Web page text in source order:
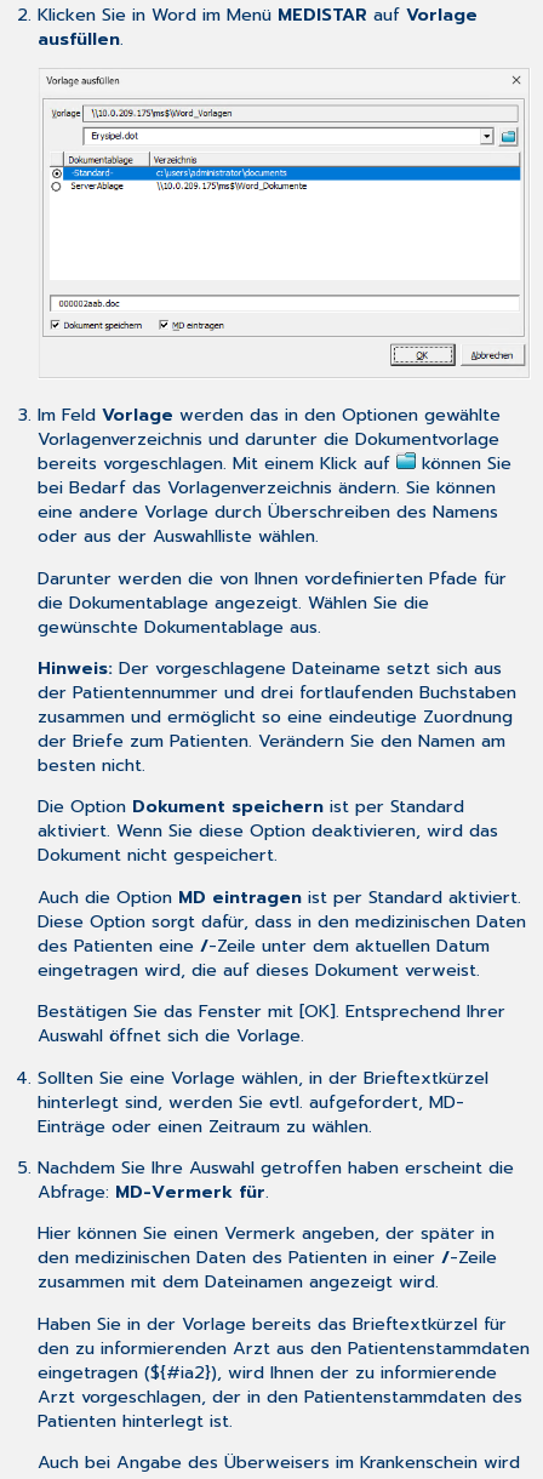
Klicken Sie in Word im Menü MEDISTAR auf Vorlage
ausfüllen.
Im Feld Vorlage werden das in den Optionengewählte
Vorlagenverzeichnis und darunter die Dokumentvorlage
bereits vorgeschlagen. Mit einem Klick auf
können Sie
bei Bedarf das Vorlagenverzeichnis ändern. Sie können
eine andere Vorlage durch Überschreiben des Namens
oder aus der Auswahlliste wählen.
Darunter werden die von Ihnen vordefinierten Pfade für
die Dokumentablage angezeigt. Wählen Sie die
gewünschte Dokumentablage aus.
Hinweis: Der vorgeschlagene Dateiname setzt sich aus
der Patientennummer und drei fortlaufenden Buchstaben
zusammen und ermöglicht so eine eindeutige Zuordnung
der Briefe zum Patienten. Verändern Sie den Namen am
besten nicht.
Die Option Dokument speichernist per Standard
aktiviert. Wenn Sie diese Option deaktivieren, wird das
Dokument nicht gespeichert.
Auch die Option MD eintragenist per Standard aktiviert.
Diese Option sorgt dafür, dass in den medizinischen Daten
des Patienten eine /-Zeile unter dem aktuellen Datum
eingetragen wird, die auf dieses Dokument verweist.
Bestätigen Sie das Fenster mit [OK]. Entsprechend Ihrer
Auswahl öffnet sich die Vorlage.
Sollten Sie eine Vorlage wählen, in der Brieftextkürzel
hinterlegt sind, werden Sie evtl. aufgefordert, MD-
Einträge oder einen Zeitraum zu wählen.
Nachdem Sie Ihre Auswahl getroffen haben erscheint die
Abfrage: MD-Vermerk für.
Hier können Sie einen Vermerk angeben, der später in
den medizinischen Daten des Patienten in einer /-Zeile
zusammen mit dem Dateinamen angezeigt wird.
Haben Sie in der Vorlage bereits das Brieftextkürzel für
den zu informierenden Arzt aus den Patientenstammdaten
eingetragen (${#ia2}), wird Ihnen der zu informierende
Arzt vorgeschlagen, der in den Patientenstammdaten des
Patienten hinterlegt ist.
Auch bei Angabe des Überweisers im Krankenschein wird